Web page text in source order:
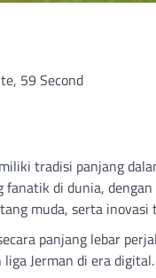
59 Second
tradisi panjang
fanatik di dunia,
muda, serta
panjang lebar
Jerman di era digital.